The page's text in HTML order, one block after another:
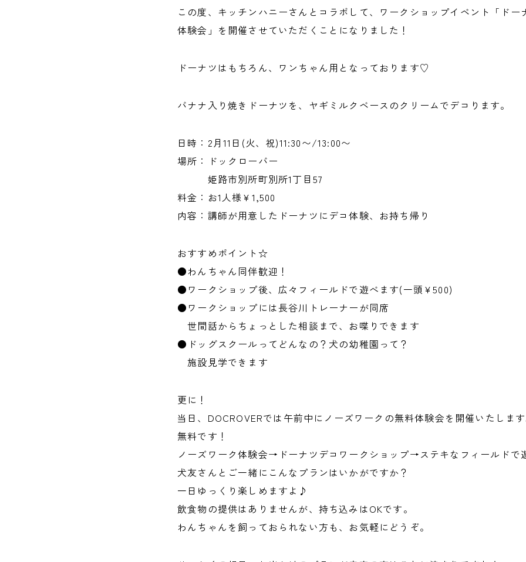
この度、キッチンハニーさんとコラボして、ワークショップイベント「ドー
体験会」を開催させていただくことになりました！
ドーナツはもちろん、ワンちゃん用となっております♡
バナナ入り焼きドーナツを、ヤギミルクベースのクリームでデコります。
日時：2月11日(火、祝)11:30〜/13:00〜
場所：ドックローバー
姫路市別所町別所1丁目57
料金：お1人様¥1,500
内容：講師が用意したドーナツにデコ体験、お持ち帰り
おすすめポイント☆
●わんちゃん同伴歓迎！
●ワークショップ後、広々フィールドで遊べます(一頭¥500)
●ワークショップには長谷川トレーナーが同席
世間話からちょっとした相談まで、お喋りできます
●ドッグスクールってどんなの？犬の幼稚園って？
施設見学できます
更に！
当日、DOCROVERでは午前中にノーズワークの無料体験会を開催いたします
無料です！
ノーズワーク体験会→ドーナツデコワークショップ→ステキなフィールドで
犬友さんとご一緒にこんなプランはいかがですか？
一日ゆっくり楽しめますよ♪
飲食物の提供はありませんが、持ち込みはOKです。
わんちゃんを飼っておられない方も、お気軽にどうぞ。